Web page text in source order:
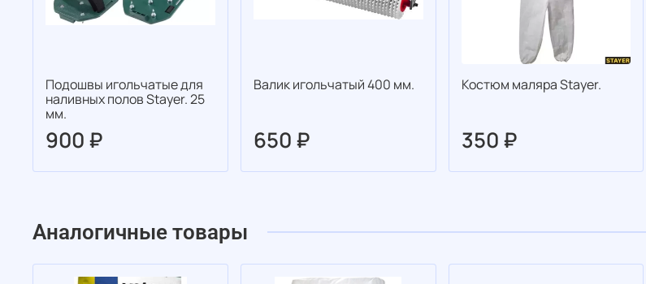
Подошвы игольчатые для
наливных полов Stayer. 25
мм.
900 ₽
Валик игольчатый 400 мм.
650 ₽
Костюм маляра Stayer.
350 ₽
Аналогичные товары